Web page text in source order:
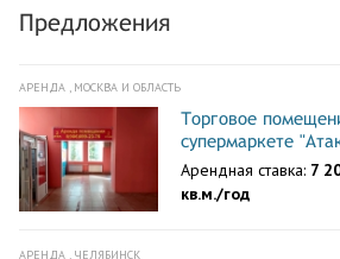
Предложения
АРЕНДА , МОСКВА И ОБЛАСТЬ
Торговое
супермаркете
Арендная ставка: 7
кв.м./год
АРЕНДА , ЧЕЛЯБИНСК